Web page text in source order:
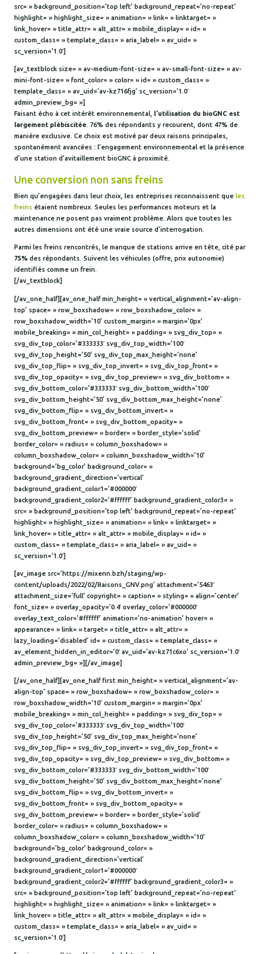
src= » background_position=’top left’ background_repeat=’no-repeat’
highlight= » highlight_size= » animation= » link= » linktarget= »
link_hover= » title_attr= » alt_attr= » mobile_display= » id= »
custom_class= » template_class= » aria_label= » av_uid= »
sc_version=’1.0′]
[av_textblock size= » av-medium-font-size= » av-small-font-size= » av-
mini-font-size= » font_color= » color= » id= » custom_class= »
template_class= » av_uid=’av-kz716fjg’ sc_version=’1.0′
admin_preview_bg= »]
Faisant écho à cet intérêt environnemental, l’utilisation du bioGNC est
largement plébiscitée . 76% des répondants y recourent, dont 47% de
manière exclusive. Ce choix est motivé par deux raisons principales,
spontanément avancées : l’engagement environnemental et la présence
d’une station d’avitaillement bioGNC à proximité.
Une conversion non sans freins
Bien qu’engagées dans leur choix, les entreprises reconnaissent que les
freins étaient nombreux. Seules les performances moteurs et la
maintenance ne posent pas vraiment problème. Alors que toutes les
autres dimensions ont été une vraie source d’interrogation.
Parmi les freins rencontrés, le manque de stations arrive en tête, cité par
75% des répondants. Suivent les véhicules (offre, prix autonomie)
identifiés comme un frein.
[/av_textblock]
[/av_one_half][av_one_half min_height= » vertical_alignment=’av-align-
top’ space= » row_boxshadow= » row_boxshadow_color= »
row_boxshadow_width=’10’ custom_margin= » margin=’0px’
mobile_breaking= » min_col_height= » padding= » svg_div_top= »
svg_div_top_color=’#333333′ svg_div_top_width=’100′
svg_div_top_height=’50’ svg_div_top_max_height=’none’
svg_div_top_flip= » svg_div_top_invert= » svg_div_top_front= »
svg_div_top_opacity= » svg_div_top_preview= » svg_div_bottom= »
svg_div_bottom_color=’#333333′ svg_div_bottom_width=’100′
svg_div_bottom_height=’50’ svg_div_bottom_max_height=’none’
svg_div_bottom_flip= » svg_div_bottom_invert= »
svg_div_bottom_front= » svg_div_bottom_opacity= »
svg_div_bottom_preview= » border= » border_style=’solid’
border_color= » radius= » column_boxshadow= »
column_boxshadow_color= » column_boxshadow_width=’10’
background=’bg_color’ background_color= »
background_gradient_direction=’vertical’
background_gradient_color1=’#000000′
background_gradient_color2=’#ffffff’ background_gradient_color3= »
src= » background_position=’top left’ background_repeat=’no-repeat’
highlight= » highlight_size= » animation= » link= » linktarget= »
link_hover= » title_attr= » alt_attr= » mobile_display= » id= »
custom_class= » template_class= » aria_label= » av_uid= »
sc_version=’1.0′]
[av_image src=’https://mixenn.bzh/staging/wp-
content/uploads/2022/02/Raisons_GNV.png’ attachment=’5463′
attachment_size=’full’ copyright= » caption= » styling= » align=’center’
font_size= » overlay_opacity=’0.4′ overlay_color=’#000000′
overlay_text_color=’#ffffff’ animation=’no-animation’ hover= »
appearance= » link= » target= » title_attr= » alt_attr= »
lazy_loading=’disabled’ id= » custom_class= » template_class= »
av_element_hidden_in_editor=’0′ av_uid=’av-kz71c6xo’ sc_version=’1.0′
admin_preview_bg= »][/av_image]
[/av_one_half][av_one_half first min_height= » vertical_alignment=’av-
align-top’ space= » row_boxshadow= » row_boxshadow_color= »
row_boxshadow_width=’10’ custom_margin= » margin=’0px’
mobile_breaking= » min_col_height= » padding= » svg_div_top= »
svg_div_top_color=’#333333′ svg_div_top_width=’100′
svg_div_top_height=’50’ svg_div_top_max_height=’none’
svg_div_top_flip= » svg_div_top_invert= » svg_div_top_front= »
svg_div_top_opacity= » svg_div_top_preview= » svg_div_bottom= »
svg_div_bottom_color=’#333333′ svg_div_bottom_width=’100′
svg_div_bottom_height=’50’ svg_div_bottom_max_height=’none’
svg_div_bottom_flip= » svg_div_bottom_invert= »
svg_div_bottom_front= » svg_div_bottom_opacity= »
svg_div_bottom_preview= » border= » border_style=’solid’
border_color= » radius= » column_boxshadow= »
column_boxshadow_color= » column_boxshadow_width=’10’
background=’bg_color’ background_color= »
background_gradient_direction=’vertical’
background_gradient_color1=’#000000′
background_gradient_color2=’#ffffff’ background_gradient_color3= »
src= » background_position=’top left’ background_repeat=’no-repeat’
highlight= » highlight_size= » animation= » link= » linktarget= »
link_hover= » title_attr= » alt_attr= » mobile_display= » id= »
custom_class= » template_class= » aria_label= » av_uid= »
sc_version=’1.0′]